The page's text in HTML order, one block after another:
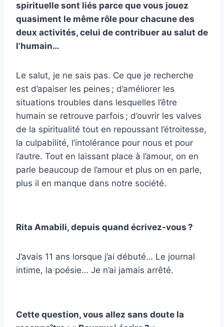
spirituelle sont liés parce que vous jouez
quasiment le même rôle pour chacune des
deux activités, celui de contribuer au salut de
l’humain…
Le salut, je ne sais pas. Ce que je recherche
est d’apaiser les peines ; d’améliorer les
situations troubles dans lesquelles l’être
humain se retrouve parfois ; d’ouvrir les valves
de la spiritualité tout en repoussant l’étroitesse,
la culpabilité, l’intolérance pour nous et pour
l’autre. Tout en laissant place à l’amour, on en
parle beaucoup de l’amour et plus on en parle,
plus il en manque dans notre société.
Rita Amabili, depuis quand écrivez-vous ?
J’avais 11 ans lorsque j’ai débuté… Le journal
intime, la poésie… Je n’ai jamais arrêté.
Cette question, vous allez sans doute la